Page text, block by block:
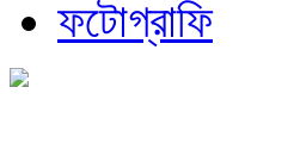
ফটোগ্রাফি